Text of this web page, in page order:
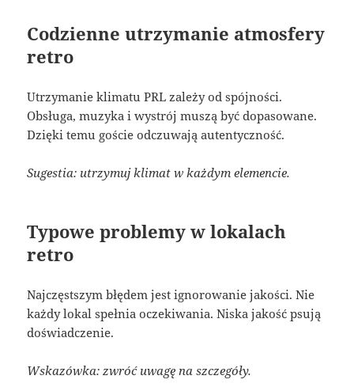
Codzienne utrzymanie atmosfery
retro
Utrzymanie klimatu PRL zależy od spójności.
Obsługa, muzyka i wystrój muszą być dopasowane.
Dzięki temu goście odczuwają autentyczność.
Sugestia: utrzymuj klimat w każdym elemencie.
Typowe problemy w lokalach
retro
Najczęstszym błędem jest ignorowanie jakości. Nie
każdy lokal spełnia oczekiwania. Niska jakość psują
doświadczenie.
Wskazówka: zwróć uwagę na szczegóły.